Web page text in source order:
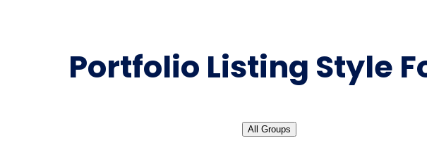
Portfolio Listing Style
All Groups